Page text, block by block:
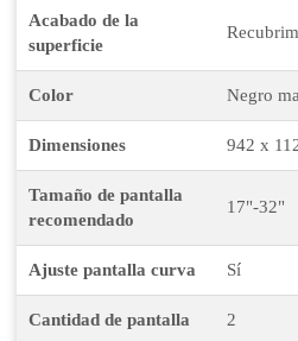
Acabado de la
superficie
Color Negro
Dimensiones 942 x
Tamaño de pantalla
recomendado
17"-32"
Ajuste pantalla curva Sí
Cantidad de pantalla 2